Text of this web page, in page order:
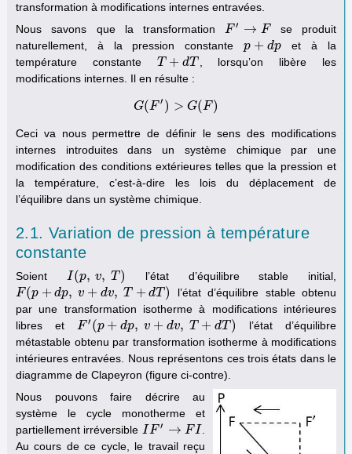
transformation à modifications internes entravées.
Nous savons que la transformation F ′ → F
F′→F
se produit
naturellement, à la pression constantep + dp
p+dp
et à la
température constante T + dT
T+dT
, lorsqu’on libère les
modifications internes. Il en résulte :
G(F ′ ) > G(F)
G(F′ >G(F)
Ceci va nous permettre de définir le sens des modifications
internes introduites dans un système chimique par une
modification des conditions extérieures telles que la pression et
la température, c’est-à-dire les lois du déplacement de
l’équilibre dans un système chimique.
2.1. Variation de pression à température
constante
Soient I(p, v, T)
I(p, v T)
l’état d’équilibre stable initial,
F(p + dp, v + dv, T + dT)
F(p+ dp, v+d v, T+ dT)
l’état d’équilibre stable obtenu
par une transformation isotherme à modifications intérieures
libres et F ′ (p + dp, v + dv, T + dT)
F′(p+dp, v+d v, T+ dT)
l’état d’équilibre
métastable obtenu par transformation isotherme à modifications
intérieures entravées. Nous représentons ces trois états dans le
diagramme de Clapeyron (figure ci-contre).
Nous pouvons faire décrire au
système le cycle monotherme et
partiellement irréversible IF ′ → FI
IF′→ FI
Au cours de ce cycle, le travail reçu